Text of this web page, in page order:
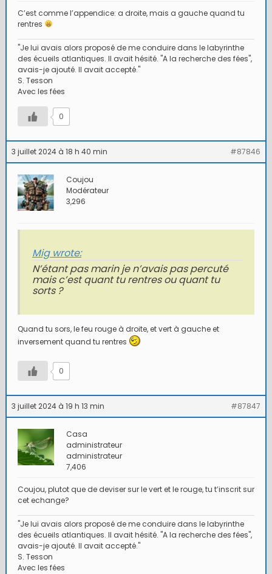
C’est comme l’appendice: a droite, mais a gauche quand tu
rentres
"Je lui avais alors proposé de me conduire dans le labyrinthe
des écueils atlantiques. Il avait hésité. "A la recherche des fées",
avais-je ajouté. Il avait accepté."
S. Tesson
Avec les fées
0
3 juillet 2024 à 18 h 40 min #87846
Coujou
Modérateur
3,296
Mig wrote:
N’étant pas marin je n’avais pas percuté
mais c’est quant tu rentres ou quant tu
sorts ?
Quand tu sors, le feu rouge à droite, et vert à gauche et
inversement quand tu rentres
0
3 juillet 2024 à 19 h 13 min #87847
Casa
administrateur
administrateur
7,406
Coujou, plutot que de deviser sur le vert et le rouge, tu t’inscrit sur
cet echange?
"Je lui avais alors proposé de me conduire dans le labyrinthe
des écueils atlantiques. Il avait hésité. "A la recherche des fées",
avais-je ajouté. Il avait accepté."
S. Tesson
Avec les fées